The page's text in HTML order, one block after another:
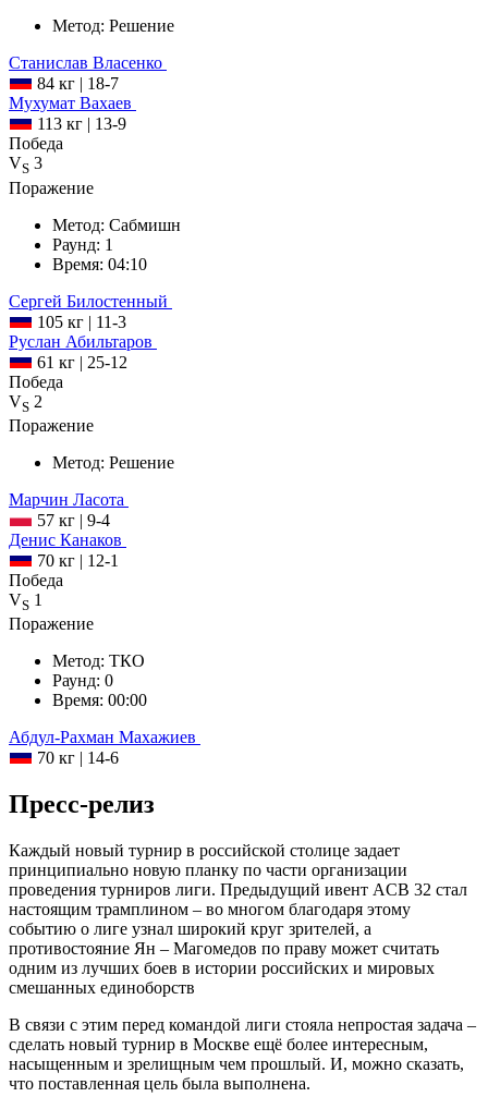
Метод: Решение
Станислав Власенко
84 кг | 18-7
Мухумат Вахаев
113 кг | 13-9
Победа
VS 3
Поражение
Метод: Сабмишн
Раунд: 1
Время: 04:10
Сергей Билостенный
105 кг | 11-3
Руслан Абильтаров
61 кг | 25-12
Победа
VS 2
Поражение
Метод: Решение
Марчин Ласота
57 кг | 9-4
Денис Канаков
70 кг | 12-1
Победа
VS 1
Поражение
Метод: ТКО
Раунд: 0
Время: 00:00
Абдул-Рахман Махажиев
70 кг | 14-6
Пресс-релиз
Каждый новый турнир в российской столице задает
принципиально новую планку по части организации
проведения турниров лиги. Предыдущий ивент ACB 32 стал
настоящим трамплином – во многом благодаря этому
событию о лиге узнал широкий круг зрителей, а
противостояние Ян – Магомедов по праву может считать
одним из лучших боев в истории российских и мировых
смешанных единоборств
В связи с этим перед командой лиги стояла непростая задача –
сделать новый турнир в Москве ещё более интересным,
насыщенным и зрелищным чем прошлый. И, можно сказать,
что поставленная цель была выполнена.